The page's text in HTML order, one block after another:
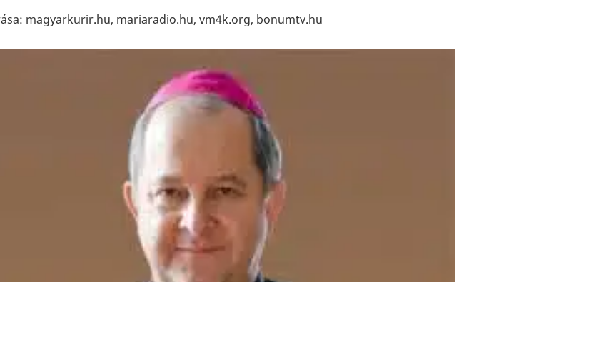
magyarkurir.hu, mariaradio.hu, vm4k.org, bonumtv.hu